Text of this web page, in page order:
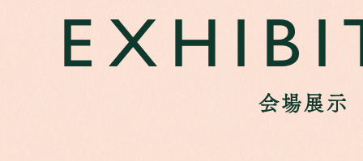
会場展示